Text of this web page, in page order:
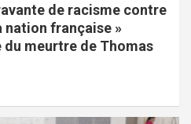
de racisme contre
nation française »
du meurtre de Thomas